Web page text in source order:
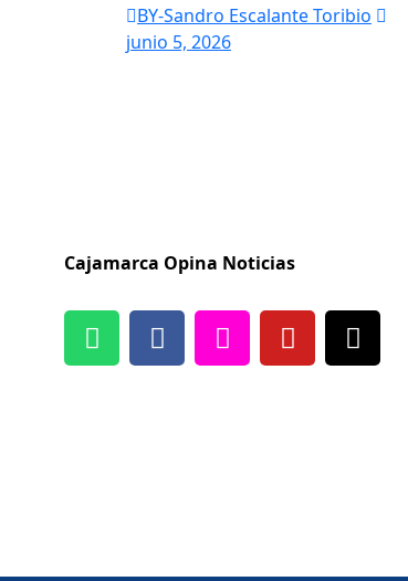
BY-Sandro Escalante Toribio
junio 5, 2026
Cajamarca Opina Noticias